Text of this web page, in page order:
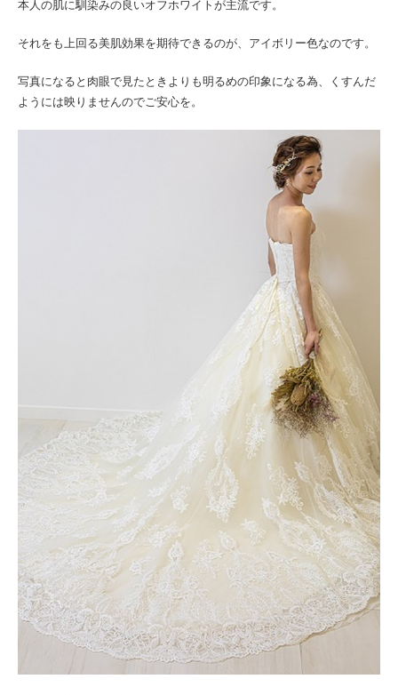
本人の肌に馴染みの良いオフホワイトが主流です。
それをも上回る美肌効果を期待できるのが、アイボリー色なのです。
写真になると肉眼で見たときよりも明るめの印象になる為、くすんだ
ようには映りませんのでご安心を。